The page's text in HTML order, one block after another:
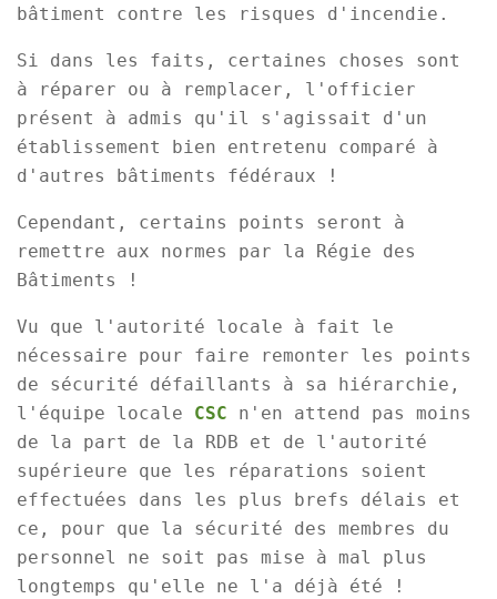
bâtiment contre les risques d'incendie.
Si dans les faits, certaines choses sont
à réparer ou à remplacer, l'officier
présent à admis qu'il s'agissait d'un
établissement bien entretenu comparé à
d'autres bâtiments fédéraux !
Cependant, certains points seront à
remettre aux normes par la Régie des
Bâtiments !
Vu que l'autorité locale à fait le
nécessaire pour faire remonter les points
de sécurité défaillants à sa hiérarchie,
l'équipe locale CSC n'en attend pas moins
de la part de la RDB et de l'autorité
supérieure que les réparations soient
effectuées dans les plus brefs délais et
ce, pour que la sécurité des membres du
personnel ne soit pas mise à mal plus
longtemps qu'elle ne l'a déjà été !